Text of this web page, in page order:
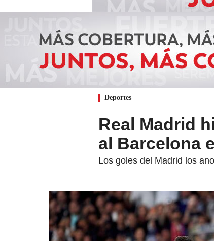
Deportes
Real Madrid
al Barcelona
Los goles del Madrid los